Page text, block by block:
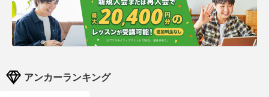
アンカーランキング